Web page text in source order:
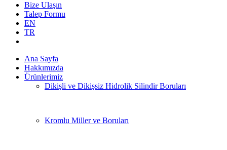
Bize Ulaşın
Talep Formu
EN
TR
Ana Sayfa
Hakkımızda
Ürünlerimiz
Dikişli ve Dikişsiz Hidrolik Silindir Boruları
Kromlu Miller ve Boruları